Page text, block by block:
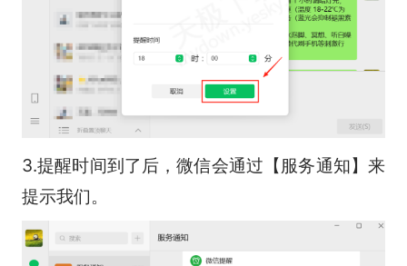
3.提醒时间到了后，微信会通过【服务通知】来
提示我们。